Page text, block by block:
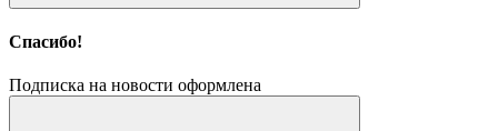
Спасибо!
Подписка на новости оформлена